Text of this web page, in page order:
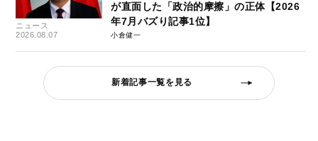
ニュース
2026.08.07
が直面した「政治的摩擦」の正体【2026
年7月バズり記事1位】
小倉健一
新着記事一覧を見る